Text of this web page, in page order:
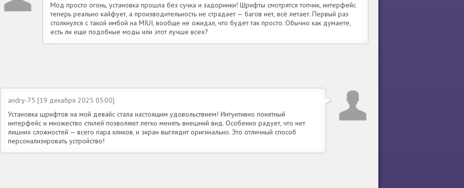
Мод просто огонь, установка прошла без сучка и задоринки! Шрифты смотрятся топчик, интерфейс
теперь реально кайфует, а производительность не страдает — багов нет, всё летает. Первый раз
столкнулся с такой имбой на MIUI, вообще не ожидал, что будет так просто. Обычно как думаете,
есть ли еще подобные моды или этот лучше всех?
andry-75 [19 декабря 2025 05:00]
Установка шрифтов на мой девайс стала настоящим удовольствием! Интуитивно понятный
интерфейс и множество стилей позволяют легко менять внешний вид. Особенно радует, что нет
лишних сложностей — всего пара кликов, и экран выглядит оригинально. Это отличный способ
персонализировать устройство!